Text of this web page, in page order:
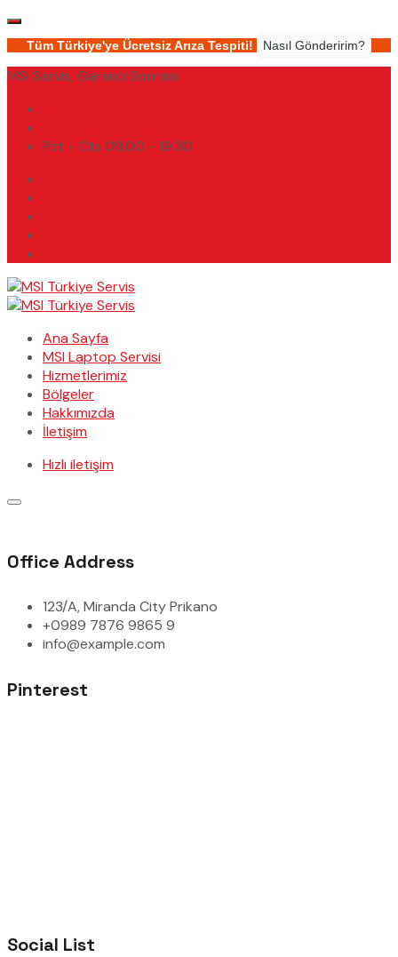
Tüm Türkiye'ye Ücretsiz Arıza Tespiti! Nasıl Gönderirim?
MSI Servis, Garanti Sonrası
Pzt - Cts 09.00 - 19.30
Ana Sayfa
MSI Laptop Servisi
Hizmetlerimiz
Bölgeler
Hakkımızda
İletişim
Hızlı iletişim
Office Address
123/A, Miranda City Prikano
+0989 7876 9865 9
info@example.com
Pinterest
Social List